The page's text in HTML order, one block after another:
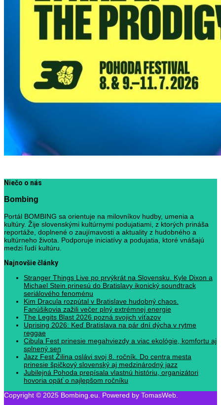
Niečo o nás
Bombing
Portál BOMBING sa orientuje na milovníkov hudby, umenia a
kultúry. Žije slovenskými kultúrnymi podujatiami, z ktorých prináša
reportáže, doplnené o zaujímavosti a aktuality z hudobného a
kultúrneho života. Podporuje iniciatívy a podujatia, ktoré vnášajú
medzi ľudí kultúru.
Najnovšie články
Stranger Things Live po prvýkrát na Slovensku. Kyle Dixon a
Michael Stein prinesú do Bratislavy ikonický soundtrack
seriálového fenoménu
Kim Dracula rozpútal v Bratislave hudobný chaos.
Fanúšikovia zažili večer plný extrémnej energie
The Legits Blast 2026 pozná svojich víťazov
Uprising 2026: Keď Bratislava na pár dní dýcha v rytme
reggae
Cibula Fest prinesie megahviezdy a viac ekológie, komfortu aj
splnený sen
Jazz Fest Žilina oslávi svoj 8. ročník. Do centra mesta
prinesie špičkový slovenský aj medzinárodný jazz
Jubilejná Pohoda prepísala vlastnú históriu, organizátori
hovoria opäť o najlepšom ročníku
Copyright © 2025 Bombing.eu. Powered by TomasWeb.